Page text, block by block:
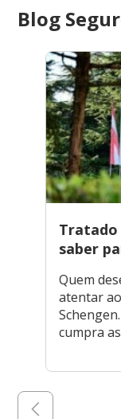
Blog
Tratado
saber
Quem
atentar
cumpra